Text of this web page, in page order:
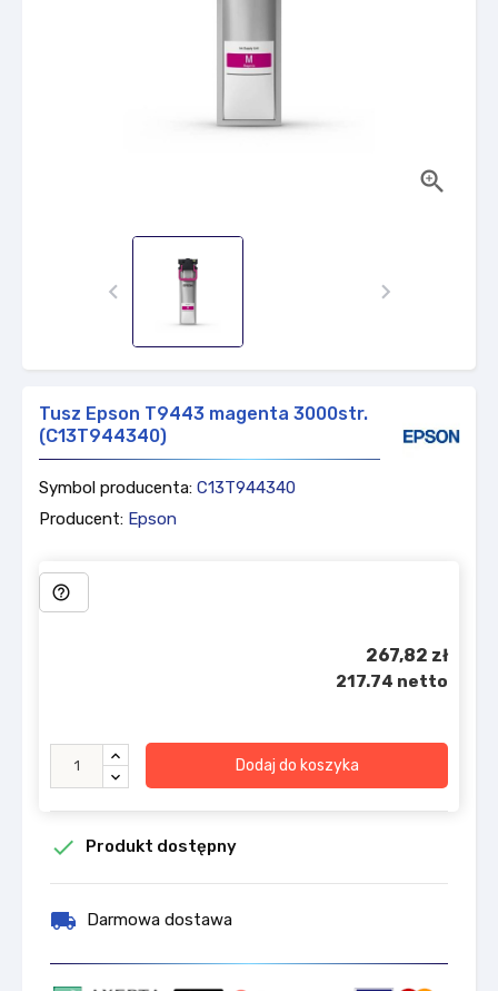

 
Tusz Epson T9443 magenta 3000str.
(C13T944340)
Symbol producenta: C13T944340
Producent: Epson
help_outline
267,82 zł
217.74 netto
Dodaj do koszyka
 Produkt dostępny
local_shipping Darmowa dostawa